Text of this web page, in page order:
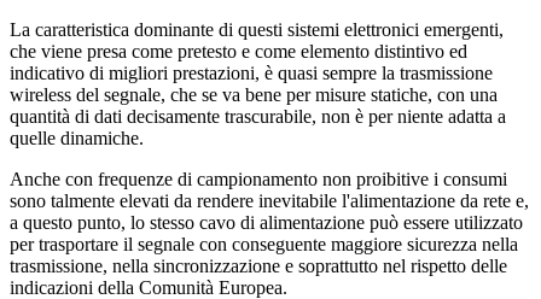
La caratteristica dominante di questi sistemi elettronici emergenti,
che viene presa come pretesto e come elemento distintivo ed
indicativo di migliori prestazioni, è quasi sempre la trasmissione
wireless del segnale, che se va bene per misure statiche, con una
quantità di dati decisamente trascurabile, non è per niente adatta a
quelle dinamiche.
Anche con frequenze di campionamento non proibitive i consumi
sono talmente elevati da rendere inevitabile l'alimentazione da rete e,
a questo punto, lo stesso cavo di alimentazione può essere utilizzato
per trasportare il segnale con conseguente maggiore sicurezza nella
trasmissione, nella sincronizzazione e soprattutto nel rispetto delle
indicazioni della Comunità Europea.